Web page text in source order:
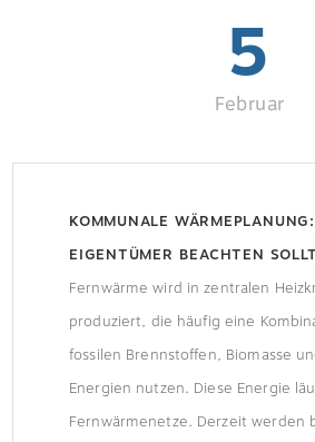
5
Februar
KOMMUNALE
EIGENTÜMER BEACHTEN
Fernwärme wird in zentralen
produziert, die häufig eine
fossilen Brennstoffen, Biomasse
Energien nutzen. Diese Energie
Fernwärmenetze. Derzeit werden